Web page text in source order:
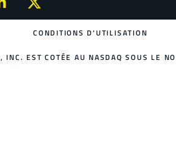
CONDITIONS D'UTILISATION
INC. EST COTÉE AU NASDAQ SOUS LE